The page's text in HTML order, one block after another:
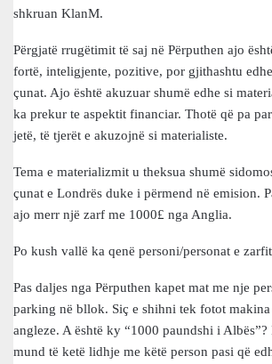
shkruan KlanM.
Përgjatë rrugëtimit të saj në Përputhen ajo
fortë, inteligjente, pozitive, por gjithashtu
çunat. Ajo është akuzuar shumë edhe si
ka prekur te aspektit financiar. Thotë që pa
jetë, të tjerët e akuzojnë si materialiste.
Tema e materializmit u theksua shumë
çunat e Londrës duke i përmend në emision.
ajo merr një zarf me 1000£ nga Anglia.
Po kush vallë ka qenë personi/personat e
Pas daljes nga Përputhen kapet mat me nje
parking në bllok. Siç e shihni tek fotot makina
angleze. A është ky “1000 paundshi i Albës”?
mund të ketë lidhje me këtë person pasi që